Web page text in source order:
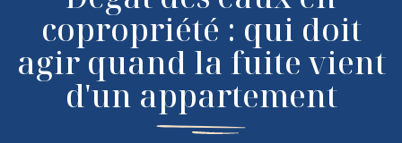
copropriété : qui doit
agir quand la fuite vient
d'un appartement